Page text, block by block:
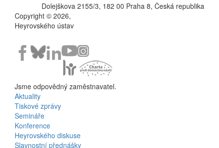
Dolejškova 2155/3, 182 00 Praha 8, Česká republika
Copyright © 2026,
Heyrovského ústav
Jsme odpovědný zaměstnavatel.
Bottom
Menu
Activities
Aktuality
Tiskové zprávy
Semináře
Konference
Heyrovského diskuse
Slavnostní přednášky